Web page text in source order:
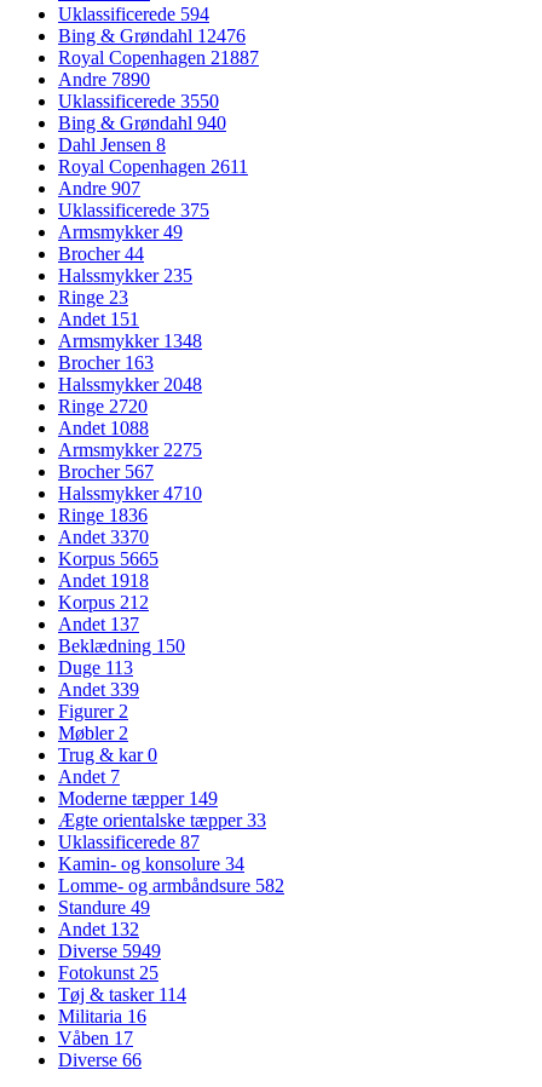
Uklassificerede 594
Bing & Grøndahl 12476
Royal Copenhagen 21887
Andre 7890
Uklassificerede 3550
Bing & Grøndahl 940
Dahl Jensen 8
Royal Copenhagen 2611
Andre 907
Uklassificerede 375
Armsmykker49
Brocher44
Halssmykker235
Ringe 23
Andet 151
Armsmykker 1348
Brocher 163
Halssmykker2048
Ringe 2720
Andet 1088
Armsmykker2275
Brocher 567
Halssmykker4710
Ringe 1836
Andet3370
Korpus 5665
Andet 1918
Korpus 212
Andet 137
Beklædning 150
Duge 113
Andet339
Figurer2
Møbler2
Trug & kar0
Andet 7
Moderne tæpper 149
Ægte orientalske tæpper33
Uklassificerede 87
Kamin- og konsolure 34
Lomme- og armbåndsure 582
Standure 49
Andet 132
Diverse 5949
Fotokunst25
Tøj & tasker 114
Militaria 16
Våben 17
Diverse 66